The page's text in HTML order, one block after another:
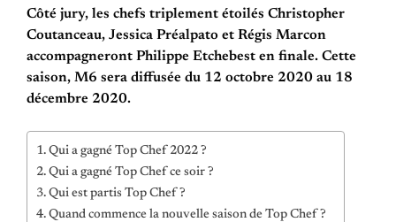
Côté jury, les chefs triplement étoilés Christopher
Coutanceau, Jessica Préalpato et Régis Marcon
accompagneront Philippe Etchebest en finale. Cette
saison, M6 sera diffusée du 12 octobre 2020 au 18
décembre 2020.
Qui a gagné Top Chef 2022 ?
Qui a gagné Top Chef ce soir ?
Qui est partis Top Chef ?
Quand commence la nouvelle saison de Top Chef ?